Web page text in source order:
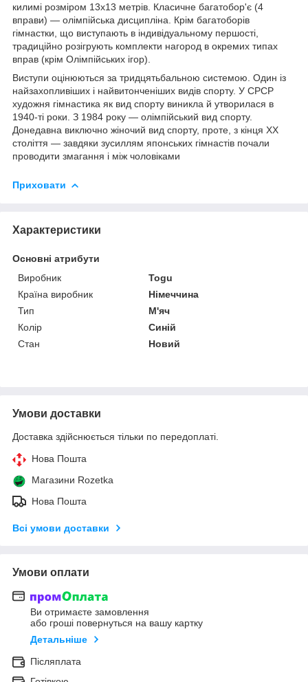
килимі розміром 13х13 метрів. Класичне багатобор'є (4
вправи) — олімпійська дисципліна. Крім багатоборів
гімнастки, що виступають в індивідуальному першості,
традиційно розігрують комплекти нагород в окремих типах
вправ (крім Олімпійських ігор).
Виступи оцінюються за тридцятьбальною системою. Один із
найзахопливіших і найвитонченіших видів спорту. У СРСР
художня гімнастика як вид спорту виникла й утворилася в
1940-ті роки. З 1984 року — олімпійський вид спорту.
Донедавна виключно жіночий вид спорту, проте, з кінця XX
століття — завдяки зусиллям японських гімнастів почали
проводити змагання і між чоловіками
Приховати
Характеристики
Основні атрибути
Виробник
Togu
Країна виробник
Німеччина
Тип
М'яч
Колір
Синій
Стан
Новий
Умови доставки
Доставка здійснюється тільки по передоплаті.
Нова Пошта
Магазини Rozetka
Нова Пошта
Всі умови доставки
Умови оплати
Ви отримаєте замовлення
або гроші повернуться на вашу картку
Детальніше
Післяплата